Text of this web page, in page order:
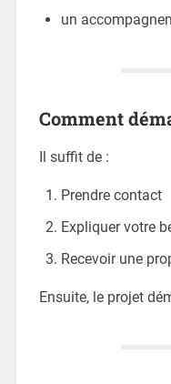
un
Comment
Il suffit de :
Prendre contact
Expliquer votre
Recevoir une
Ensuite, le projet